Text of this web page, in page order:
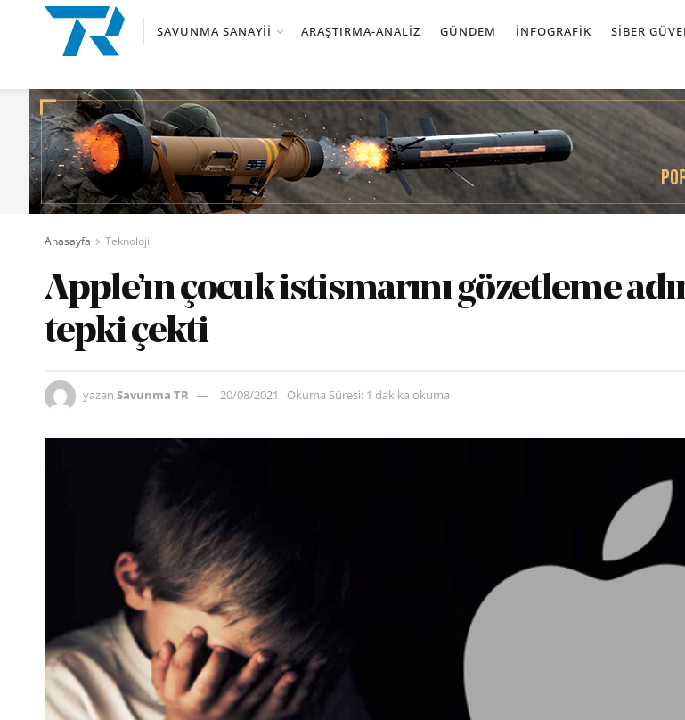
SAVUNMA SANAYII ARAŞTIRMA-ANALIZ GÜNDEM İNFOGRAFIK SIBER
Anasayfa Teknoloji
Apple’ın çocuk istismarını gözetleme
tepki çekti
yazan Savunma TR 20/08/2021 Okuma Süresi: 1 dakika okuma